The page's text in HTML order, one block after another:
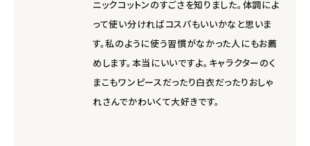
ニックコットンのすごさを知りました。体調によ
って使い分ければコスパもいいかなと思いま
す。私のように使う習慣がなかった人にもお薦
めします。本当にいいですよ。キャラクターのく
まこもワンピースだったり白衣だったりおしゃ
れさんでかわいくて大好きです。